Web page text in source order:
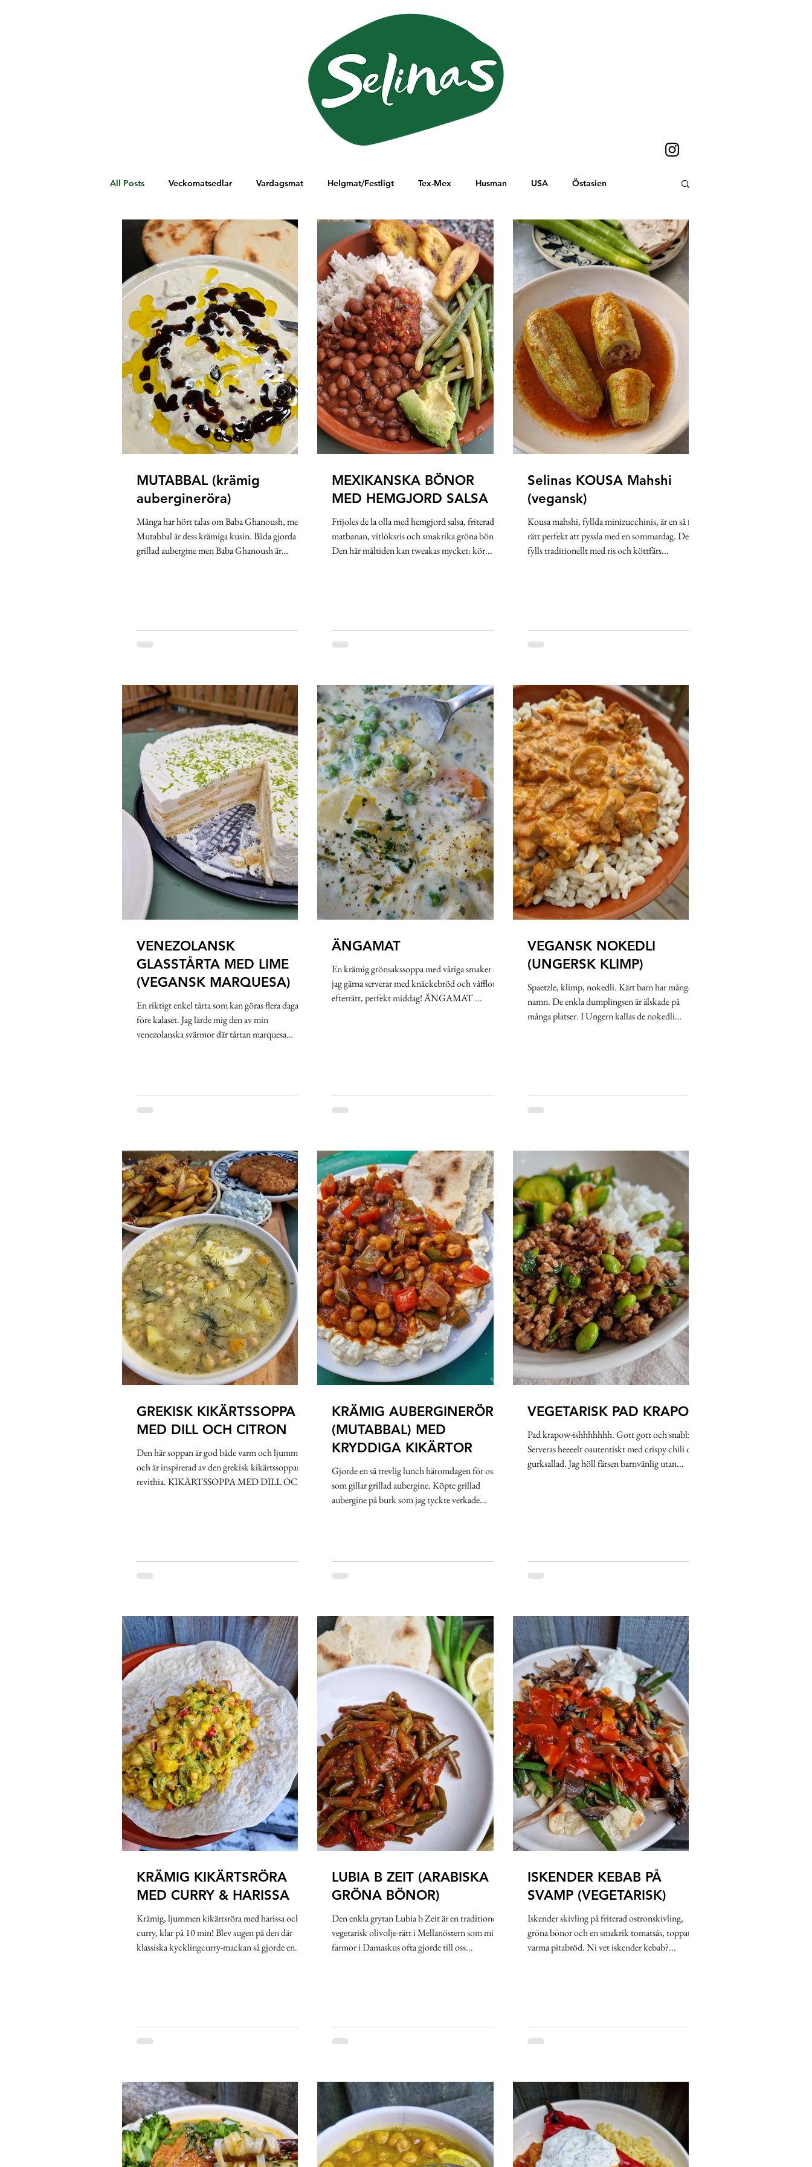
All Posts Veckomatsedlar Vardagsmat Helgmat/Festligt Tex-Mex Husman USA Östasien
Västafrika Spanien Mellanöstern Ungern Östafrika Sydamerika Italien Sydostasien
Karibien Frankrike Grekland Pasta Sallad Gryta Soppa Frukost Bröd, bakverk & dessert
Pannkakor Indien Spanien Medelhavet Mexiko Påsk
MUTABBAL (krämig
aubergineröra)
Många har hört talas om Baba Ghanoush, men
Mutabbal är dess krämiga kusin. Båda gjorda på
grillad aubergine men Baba Ghanoush är
MEXIKANSKA BÖNOR
MED HEMGJORD SALSA
Frijoles de la olla med hemgjord salsa, friterad
matbanan, vitlöksris och smakrika gröna bönor.
Den här måltiden kan tweakas mycket: kör...
Selinas KOUSA Mahshi
(vegansk)
Kousa mahshi, fyllda minizucchinis, är en så fin
rätt perfekt att pyssla med en sommardag. Den
fylls traditionellt med ris och köttfärs...
VENEZOLANSK
GLASSTÅRTA MED LIME
(VEGANSK MARQUESA)
En riktigt enkel tårta som kan göras flera dagar
före kalaset. Jag lärde mig den av min
venezolanska svärmor där tårtan marquesa
ÄNGAMAT
En krämig grönsakssoppa med våriga smaker som
jag gärna serverar med knäckebröd och våfflor till
efterrätt, perfekt middag! ÄNGAMAT ...
VEGANSK NOKEDLI
(UNGERSK KLIMP)
Spaetzle, klimp, nokedli. Kärt barn har många
namn. De enkla dumplingsen är älskade på
många platser. I Ungern kallas de nokedli...
GREKISK KIKÄRTSSOPPA
MED DILL OCH CITRON
Den här soppan är god både varm och ljummen
och är inspirerad av den grekisk kikärtssoppan
revithia. KIKÄRTSSOPPA MED DILL OCH
KRÄMIG AUBERGINERÖRA
(MUTABBAL) MED
KRYDDIGA KIKÄRTOR
Gjorde en så trevlig lunch häromdagen för oss
som gillar grillad aubergine. Köpte grillad
aubergine på burk som jag tyckte verkade
rekommendera att göra rätten med msabbaha
tahini och yoghurt, är en lenare och
VEGETARISK PAD KRAPOW
Pad krapow-ishhhhhhh. Gott gott och snabbt.
Serveras heeeelt oautentiskt med crispy chili oil-
gurksallad. Jag höll färsen barnvänlig utan...
KRÄMIG KIKÄRTSRÖRA
MED CURRY & HARISSA
Krämig, ljummen kikärtsröra med harissa och
curry, klar på 10 min! Blev sugen på den där
klassiska kycklingcurry-mackan så gjorde en...
LUBIA B ZEIT (ARABISKA
GRÖNA BÖNOR)
Den enkla grytan Lubia b Zeit är en traditionell
vegetarisk olivolje-rätt i Mellanöstern som min
farmor i Damaskus ofta gjorde till oss...
ISKENDER KEBAB PÅ
SVAMP (VEGETARISK)
Iskender skivling på friterad ostronskivling,
gröna bönor och en smakrik tomatsås, toppat på
varma pitabröd. Ni vet iskender kebab?...